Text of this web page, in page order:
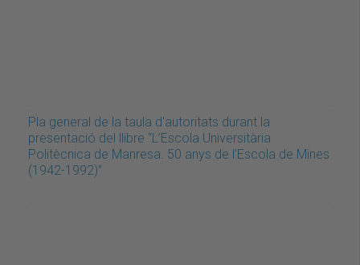
Pla general de la taula d'autoritats durant la
presentació del llibre “L’Escola Universitària
Politècnica de Manresa. 50 anys de l’Escola de Mines
(1942-1992)”